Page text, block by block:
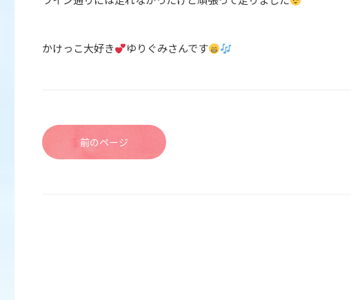
かけっこ大好き ゆりぐみさんです
前のページ